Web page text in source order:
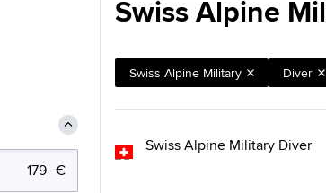
Swiss Alpine
Swiss Alpine Military Diver